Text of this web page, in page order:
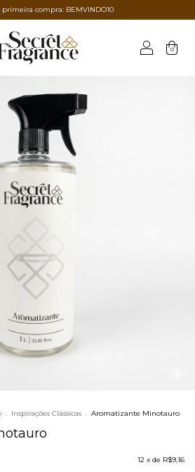
compra: BEMVINDO10
0
. Inspirações Clássicas . Aromatizante Minotauro
12 x de R$9,16